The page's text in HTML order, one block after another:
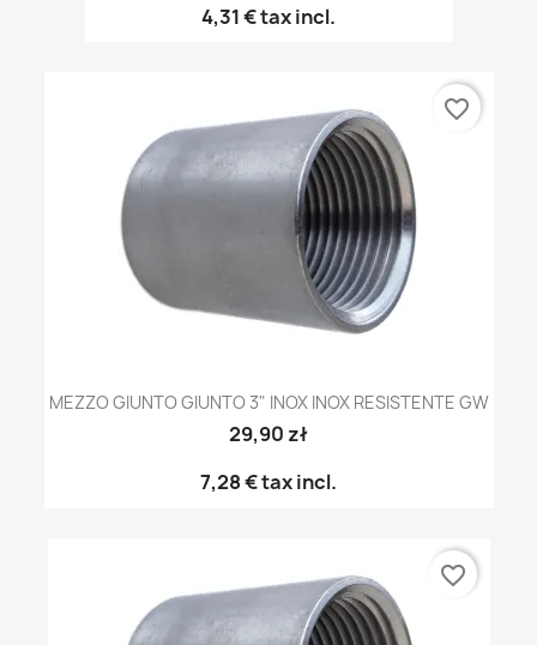
4,31 €tax incl.
MEZZO GIUNTO GIUNTO 3" INOX INOX RESISTENTE GW
29,90 zł
7,28 €tax incl.
favorite_border
favorite_border